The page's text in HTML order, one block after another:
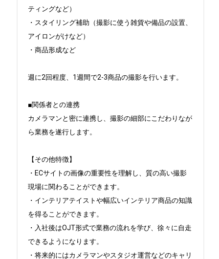
ティングなど）
・スタイリング補助（撮影に使う雑貨や備品の設置、
アイロンがけなど）
・商品形成など
週に2回程度、1週間で2-3商品の撮影を行います。
■関係者との連携
カメラマンと密に連携し、撮影の細部にこだわりなが
ら業務を遂行します。
【その他特徴】
・ECサイトの画像の重要性を理解し、質の高い撮影
現場に関わることができます。
・インテリアテイストや幅広いインテリア商品の知識
を得ることができます。
・入社後はOJT形式で業務の流れを学び、徐々に自走
できるようになります。
・将来的にはカメラマンやスタジオ運営などのキャリ